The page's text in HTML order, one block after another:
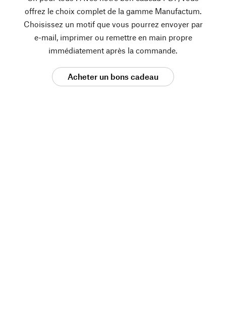
offrez le choix complet de la gamme Manufactum.
Choisissez un motif que vous pourrez envoyer par
e-mail, imprimer ou remettre en main propre
immédiatement après la commande.
Acheter un bons cadeau